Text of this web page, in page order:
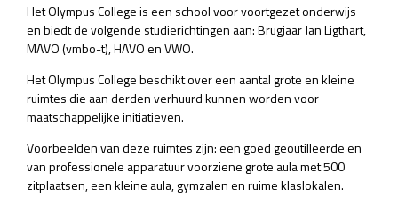
Het Olympus College is een school voor voortgezet onderwijs
en biedt de volgende studierichtingen aan: Brugjaar Jan Ligthart,
MAVO (vmbo-t), HAVO en VWO.
Het Olympus College beschikt over een aantal grote en kleine
ruimtes die aan derden verhuurd kunnen worden voor
maatschappelijke initiatieven.
Voorbeelden van deze ruimtes zijn: een goed geoutilleerde en
van professionele apparatuur voorziene grote aula met 500
zitplaatsen, een kleine aula, gymzalen en ruime klaslokalen.